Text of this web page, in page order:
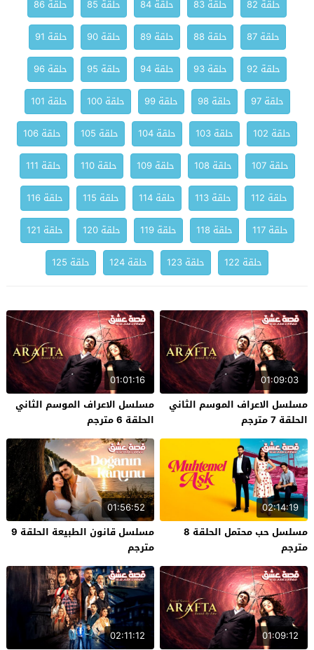
حلقة 82 حلقة 83 حلقة 84 حلقة 85
حلقة 86
حلقة 87
حلقة 88 حلقة 89 حلقة 90
حلقة 91
حلقة 92
حلقة 93 حلقة 94 حلقة 95
حلقة 96
حلقة 97
حلقة 98 حلقة 99 حلقة 100
حلقة 101
حلقة 102
حلقة 103 حلقة 104 حلقة 105
حلقة 106
حلقة 107
حلقة 108 حلقة 109 حلقة 110
حلقة 111
حلقة 112
حلقة 113 حلقة 114 حلقة 115
حلقة 116
حلقة 117
حلقة 118 حلقة 119 حلقة 120
حلقة 121
حلقة 122
حلقة 123 حلقة 124 حلقة 125
01:09:03
مسلسل الاعراف الموسم الثاني
الحلقة 7 مترجم
01:01:16
مسلسل الاعراف الموسم الثاني
الحلقة 6 مترجم
02:14:19
مسلسل حب محتمل الحلقة 8
مترجم
01:56:52
مسلسل قانون الطبيعة الحلقة 9
مترجم
01:09:12
02:11:12